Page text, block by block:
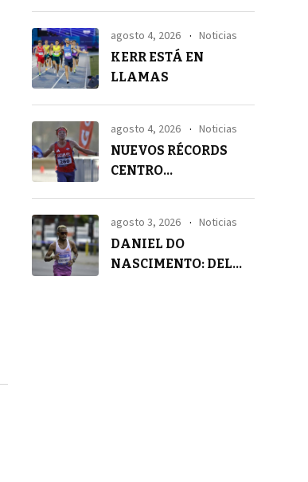
agosto 4, 2026 Noticias
KERR ESTÁ EN
LLAMAS
agosto 4, 2026 Noticias
NUEVOS RÉCORDS
CENTRO
agosto 3, 2026 Noticias
DANIEL DO
NASCIMENTO: DEL